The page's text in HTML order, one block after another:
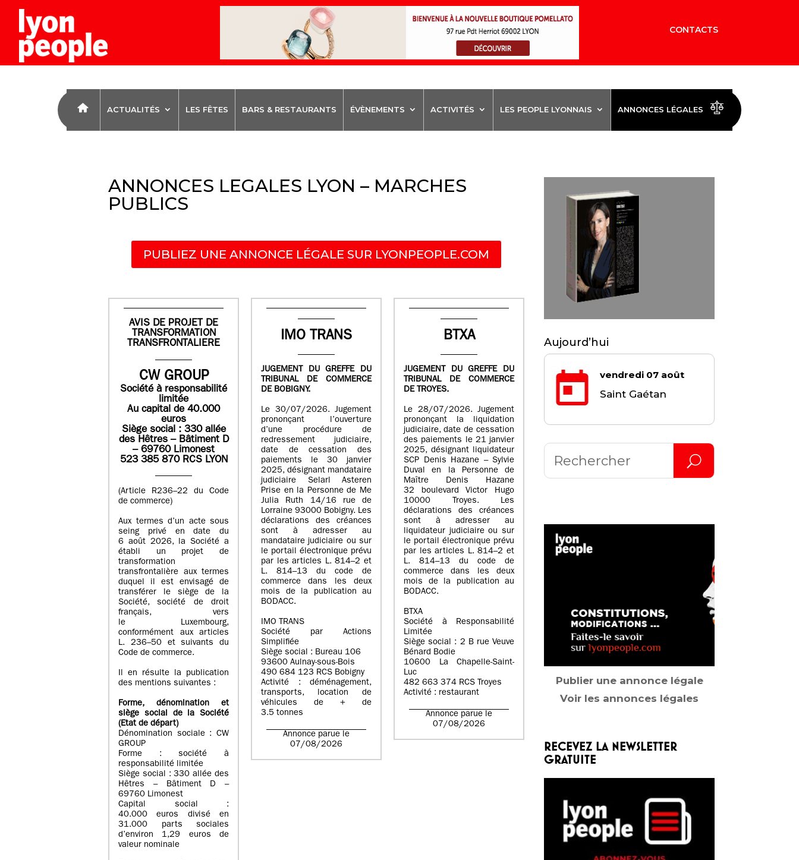
CONTACTS
ACTUALITÉS LES FÊTES BARS & RESTAURANTS ÉVÈNEMENTS ACTIVITÉS LES PEOPLE LYONNAIS ANNONCES LÉGALES
ANNONCES LEGALES LYON – MARCHES
PUBLICS
PUBLIEZ UNE ANNONCE LÉGALE SUR LYONPEOPLE.COM
AVIS DE PROJET DE
TRANSFORMATION
TRANSFRONTALIERE
CW GROUP
Société à responsabilité
limitée
Au capital de 40.000
euros
Siège social : 330 allée
des Hêtres – Bâtiment D
– 69760 Limonest
523 385 870 RCS LYON
(Article R236–22 du Code
de commerce)
Aux termes d’un acte sous
seing privé en date du
6 août 2026, la Société a
établi un projet de
transformation
transfrontalière aux termes
duquel il est envisagé de
transférer le siège de la
Société, société de droit
français, vers
le Luxembourg,
conformément aux articles
L. 236–50 et suivants du
Code de commerce.
Il en résulte la publication
des mentions suivantes :
Forme, dénomination et
siège social de la Société
(Etatde départ)
Dénomination sociale : CW
GROUP
Forme : société à
responsabilité limitée
Siège social : 330 allée des
Hêtres – Bâtiment D –
69760 Limonest
Capital social :
40.000 euros divisé en
31.000 parts sociales
d’environ 1,29 euros de
valeur nominale
IMO TRANS
JUGEMENT DU GREFFE DU
TRIBUNAL DE COMMERCE
DE BOBIGNY.
Le 30/07/2026. Jugement
prononçant l’ouverture
d’une procédure de
redressement judiciaire,
date de cessation des
paiements le 30 janvier
2025, désignant mandataire
judiciaire Selarl Asteren
Prise en la Personne de Me
Julia Ruth 14/16 rue de
Lorraine 93000 Bobigny. Les
déclarations des créances
sont à adresser au
mandataire judiciaire ou sur
le portail électronique prévu
par les articles L. 814–2 et
L. 814–13 du code de
commerce dans les deux
mois de la publication au
BODACC.
IMO TRANS
Société par Actions
Simplifiée
Siège social : Bureau 106
93600 Aulnay-sous-Bois
490 684 123 RCS Bobigny
Activité : déménagement,
transports, location de
véhicules de + de
3.5 tonnes
Annonce parue le
07/08/2026
BTXA
JUGEMENT DU GREFFE DU
TRIBUNAL DE COMMERCE
DE TROYES.
Le 28/07/2026. Jugement
prononçant la liquidation
judiciaire, date de cessation
des paiements le 21 janvier
2025, désignant liquidateur
SCP Denis Hazane – Sylvie
Duval en la Personne de
Maître Denis Hazane
32 boulevard Victor Hugo
10000 Troyes. Les
déclarations des créances
sont à adresser au
liquidateur judiciaire ou sur
le portail électronique prévu
par les articles L. 814–2 et
L. 814–13 du code de
commerce dans les deux
mois de la publication au
BODACC.
BTXA
Société à Responsabilité
Limitée
Siège social : 2 B rue Veuve
Bénard Bodie
10600 La Chapelle-Saint-
Luc
482 663 374 RCS Troyes
Activité : restaurant
Annonce parue le
07/08/2026
Aujourd’hui
vendredi 07 août
Saint Gaétan
Publier une annonce légale
Voir les annonces légales
RECEVEZ LA NEWSLETTER
GRATUITE